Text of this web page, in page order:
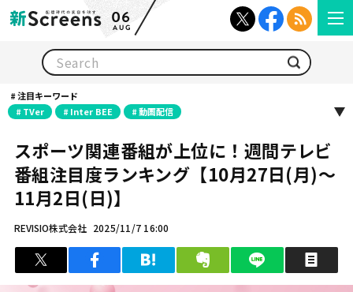
06
AUG
注目キーワード
TVer
Inter BEE 動画配信
スポーツ関連番組が上位に！週間テレビ
番組注目度ランキング【10月27日(月)～
11月2日(日)】
REVISIO株式会社 2025/11/7 16:00
ツイート シェア はてブ クリップ LINEで送る